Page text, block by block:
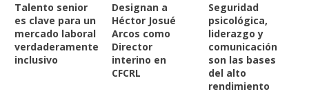
Talento senior
es clave para un
mercado laboral
verdaderamente
inclusivo
Designan a
Héctor Josué
Arcos como
Director
interino en
CFCRL
Seguridad
psicológica,
liderazgo y
comunicación
son las bases
del alto
rendimiento